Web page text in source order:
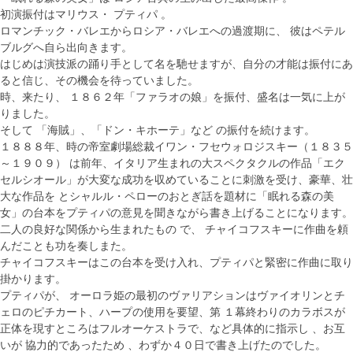
初演振付はマリウス・ プティパ 。
ロマンチック・バレエからロシア・バレエへの過渡期に、 彼はペテル
ブルグへ自ら出向きます。
はじめは演技派の踊り手として名を馳せますが、自分の才能は振付にあ
ると信じ、その機会を待っていました。
時、来たり、 １８６２年「ファラオの娘」を振付、盛名は一気に上が
りました。
そして 「海賊」、「ドン・キホーテ」など の振付を続けます。
１８８８年、時の帝室劇場総裁イワン・フセウォロジスキー（１８３５
～１９０９） は前年、イタリア生まれの大スペクタクルの作品「エク
セルシオール」が大変な成功を収めていることに刺激を受け、豪華、壮
大な作品を とシャルル・ペローのおとぎ話を題材に「眠れる森の美
女」の台本をプティパの意見を聞きながら書き上げることになります。
二人の良好な関係から生まれたもの で、 チャイコフスキーに作曲を頼
んだことも功を奏しまた。
チャイコフスキーはこの台本を受け入れ、プティパと緊密に作曲に取り
掛かります。
プティパが、 オーロラ姫の最初のヴァリアションはヴァイオリンとチ
ェロのピチカート、ハープの使用を要望、第 １幕終わりのカラボスが
正体を現すところはフルオーケストラで、など具体的に指示し 、お互
いが 協力的であったため 、わずか４０日で書き上げたのでした。